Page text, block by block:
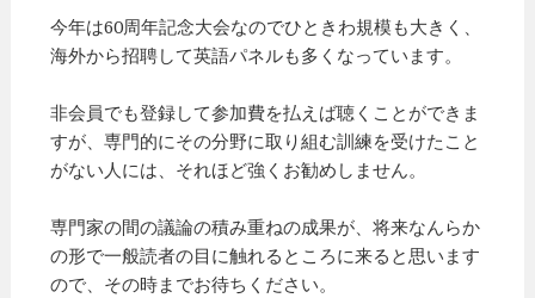
今年は60周年記念大会なのでひときわ規模も大きく、
海外から招聘して英語パネルも多くなっています。
非会員でも登録して参加費を払えば聴くことができま
すが、専門的にその分野に取り組む訓練を受けたこと
がない人には、それほど強くお勧めしません。
専門家の間の議論の積み重ねの成果が、将来なんらか
の形で一般読者の目に触れるところに来ると思います
ので、その時までお待ちください。